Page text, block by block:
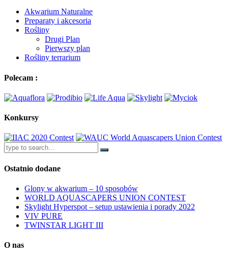
Akwarium Naturalne
Preparaty i akcesoria
Rośliny
Drugi Plan
Pierwszy plan
Rośliny terrarium
Polecam :
Konkursy
Ostatnio dodane
Glony w akwarium – 10 sposobów
WORLD AQUASCAPERS UNION CONTEST
Skylight Hyperspot – setup ustawienia i porady 2022
VIV PURE
TWINSTAR LIGHT III
O nas